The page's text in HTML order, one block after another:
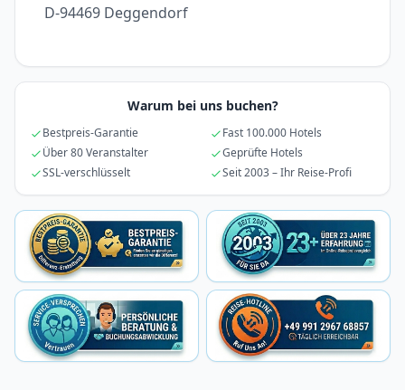
D-94469 Deggendorf
Warum bei uns buchen?
Bestpreis-Garantie
Fast 100.000 Hotels
Über 80 Veranstalter
Geprüfte Hotels
SSL-verschlüsselt
Seit 2003 – Ihr Reise-Profi